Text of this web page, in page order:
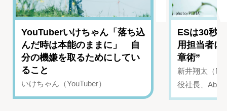
YouTuberいけちゃん「落ち込
んだ時は本能のままに」 自
分の機嫌を取るためにしてい
ること
いけちゃん（YouTuber）
ESは30秒
用担当者に
章術”
新井翔太（
役社長、